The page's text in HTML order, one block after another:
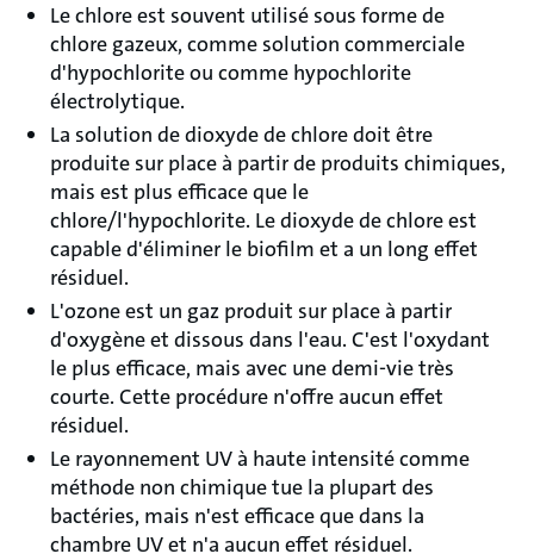
Le chlore est souvent utilisé sous forme de
chlore gazeux, comme solution commerciale
d'hypochlorite ou comme hypochlorite
électrolytique.
La solution de dioxyde de chlore doit être
produite sur place à partir de produits chimiques,
mais est plus efficace que le
chlore/l'hypochlorite. Le dioxyde de chlore est
capable d'éliminer le biofilm et a un long effet
résiduel.
L'ozone est un gaz produit sur place à partir
d'oxygène et dissous dans l'eau. C'est l'oxydant
le plus efficace, mais avec une demi-vie très
courte. Cette procédure n'offre aucun effet
résiduel.
Le rayonnement UV à haute intensité comme
méthode non chimique tue la plupart des
bactéries, mais n'est efficace que dans la
chambre UV et n'a aucun effet résiduel.